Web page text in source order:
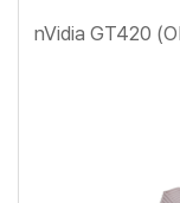
nVidia GT420